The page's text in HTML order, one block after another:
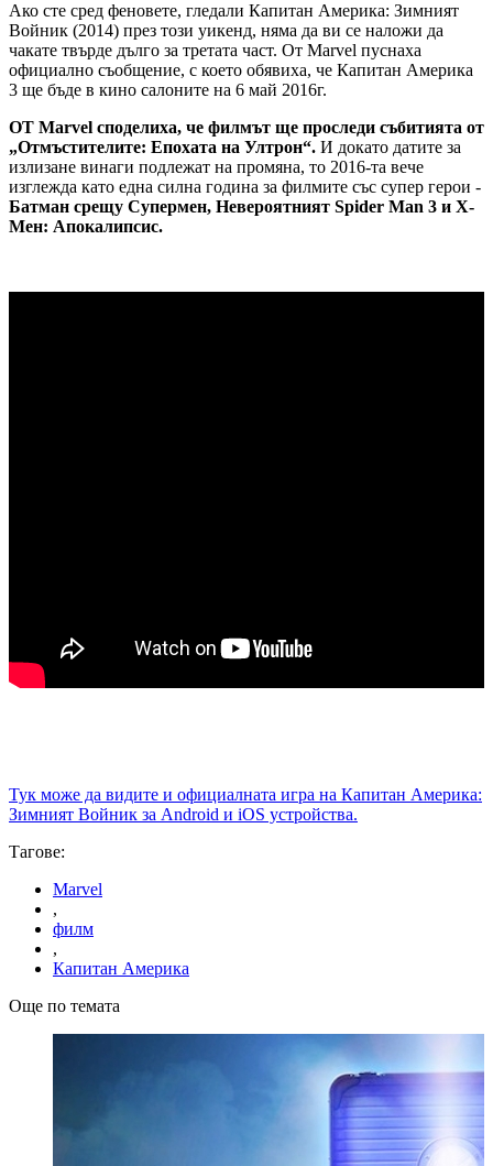
Ако сте сред феновете, гледали Капитан Америка: Зимният
Войник (2014) през този уикенд, няма да ви се наложи да
чакате твърде дълго за третата част. От Marvel пуснаха
официално съобщение, с което обявиха, че Капитан Америка
3 ще бъде в кино салоните на 6 май 2016г.
ОТ Marvel споделиха, че филмът ще проследи събитията от
„Отмъстителите: Епохата на Ултрон“. И докато датите за
излизане винаги подлежат на промяна, то 2016-та вече
изглежда като една силна година за филмите със супер герои -
Батман срещу Супермен, Невероятният Spider Man 3 и Х-
Мен: Апокалипсис.
Тук може да видите и официалната игра на Капитан Америка:
Зимният Войник за Android и iOS устройства.
Тагове:
Marvel
,
филм
,
Капитан Америка
Още по темата